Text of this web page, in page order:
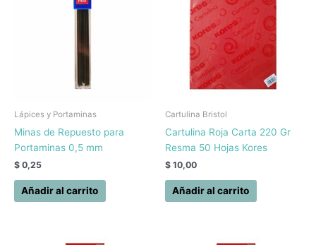
Lápices y Portaminas
Minas de Repuesto para
Portaminas 0,5 mm
$ 0,25
Añadir al carrito
Cartulina Bristol
Cartulina Roja Carta 220 Gr
Resma 50 Hojas Kores
$ 10,00
Añadir al carrito